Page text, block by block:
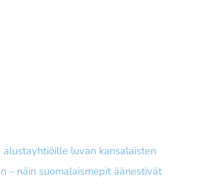
luvan kansalaisten
– näin suomalais­mepit äänestivät